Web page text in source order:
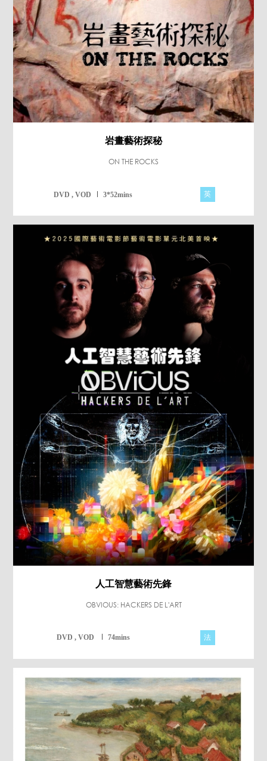
岩畫藝術探秘
ON THE ROCKS
DVD , VOD 3*52mins 英
人工智慧藝術先鋒
OBVIOUS: HACKERS DE L'ART
DVD , VOD 74mins 法